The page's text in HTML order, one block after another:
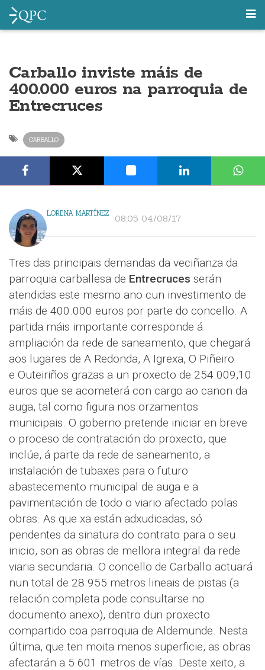
Carballo inviste máis de
400.000 euros na parroquia de
Entrecruces
CARBALLO
LORENA MARTÍNEZ 08:05 04/08/17
Tres das principais demandas da veciñanza da
parroquia carballesa de Entrecruces serán
atendidas este mesmo ano cun investimento de
máis de 400.000 euros por parte do concello. A
partida máis importante corresponde á
ampliación da rede de saneamento, que chegará
aos lugares de A Redonda, A Igrexa, O Piñeiro
e Outeiriños grazas a un proxecto de 254.009,10
euros que se acometerá con cargo ao canon da
auga, tal como figura nos orzamentos
municipais. O goberno pretende iniciar en breve
o proceso de contratación do proxecto, que
inclúe, á parte da rede de saneamento, a
instalación de tubaxes para o futuro
abastecemento municipal de auga e a
pavimentación de todo o viario afectado polas
obras. As que xa están adxudicadas, só
pendentes da sinatura do contrato para o seu
inicio, son as obras de mellora integral da rede
viaria secundaria. O concello de Carballo actuará
nun total de 28.955 metros lineais de pistas (a
relación completa pode consultarse no
documento anexo), dentro dun proxecto
compartido coa parroquia de Aldemunde. Nesta
última, que ten moita menos superficie, as obras
afectarán a 5.601 metros de vías. Deste xeito, a